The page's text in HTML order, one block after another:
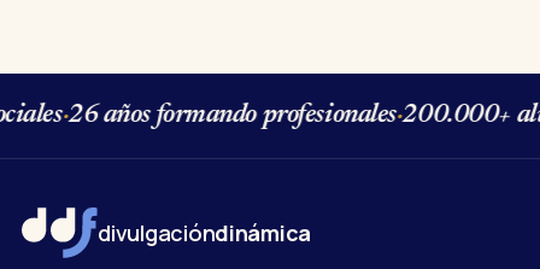
·26 años formando profesionales·200.000+
divulgacióndinámica